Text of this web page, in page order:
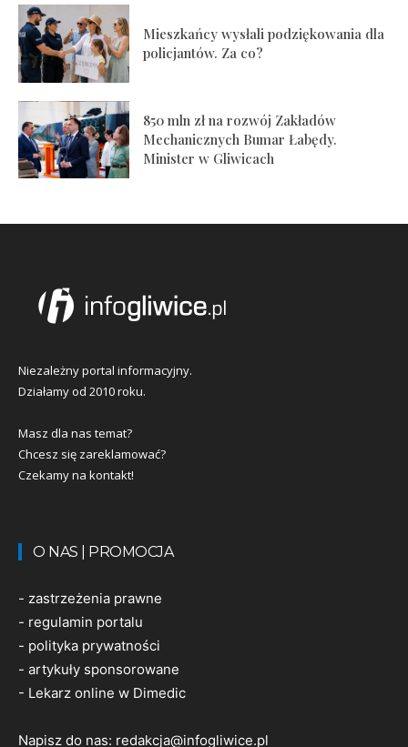
Mieszkańcy wysłali podziękowania dla
policjantów. Za co?
850 mln zł na rozwój Zakładów
Mechanicznych Bumar Łabędy.
Minister w Gliwicach
Niezależny portal informacyjny.
Działamy od 2010 roku.
Masz dla nas temat?
Chcesz się zareklamować?
Czekamy na kontakt!
O NAS | PROMOCJA
- zastrzeżenia prawne
- regulamin portalu
- polityka prywatności
- artykuły sponsorowane
- Lekarz online w Dimedic
Napisz do nas: redakcja@infogliwice.pl